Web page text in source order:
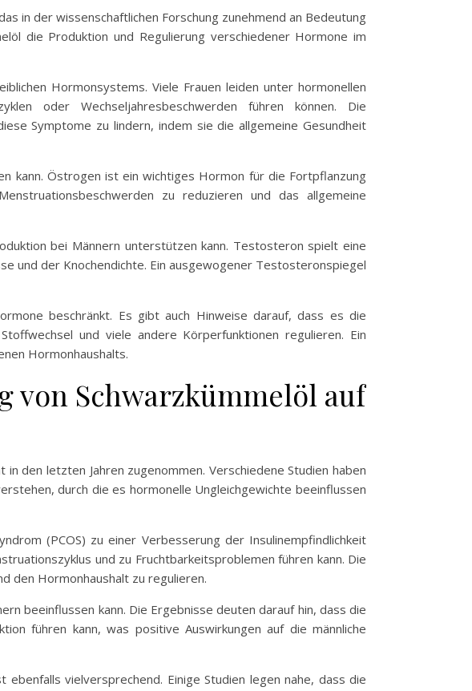
in der wissenschaftlichen Forschung zunehmend an Bedeutung
die Produktion und Regulierung verschiedener Hormone im
Hormonsystems. Viele Frauen leiden unter hormonellen
oder Wechseljahresbeschwerden führen können. Die
Symptome zu lindern, indem sie die allgemeine Gesundheit
kann. Östrogen ist ein wichtiges Hormon für die Fortpflanzung
zu reduzieren und das allgemeine
bei Männern unterstützen kann. Testosteron spielt eine
und der Knochendichte. Ein ausgewogener Testosteronspiegel
beschränkt. Es gibt auch Hinweise darauf, dass es die
und viele andere Körperfunktionen regulieren. Ein
Hormonhaushalts.
von Schwarzkümmelöl auf
den letzten Jahren zugenommen. Verschiedene Studien haben
durch die es hormonelle Ungleichgewichte beeinflussen
(PCOS) zu einer Verbesserung der Insulinempfindlichkeit
und zu Fruchtbarkeitsproblemen führen kann. Die
den Hormonhaushalt zu regulieren.
beeinflussen kann. Die Ergebnisse deuten darauf hin, dass die
führen kann, was positive Auswirkungen auf die männliche
ebenfalls vielversprechend. Einige Studien legen nahe, dass die